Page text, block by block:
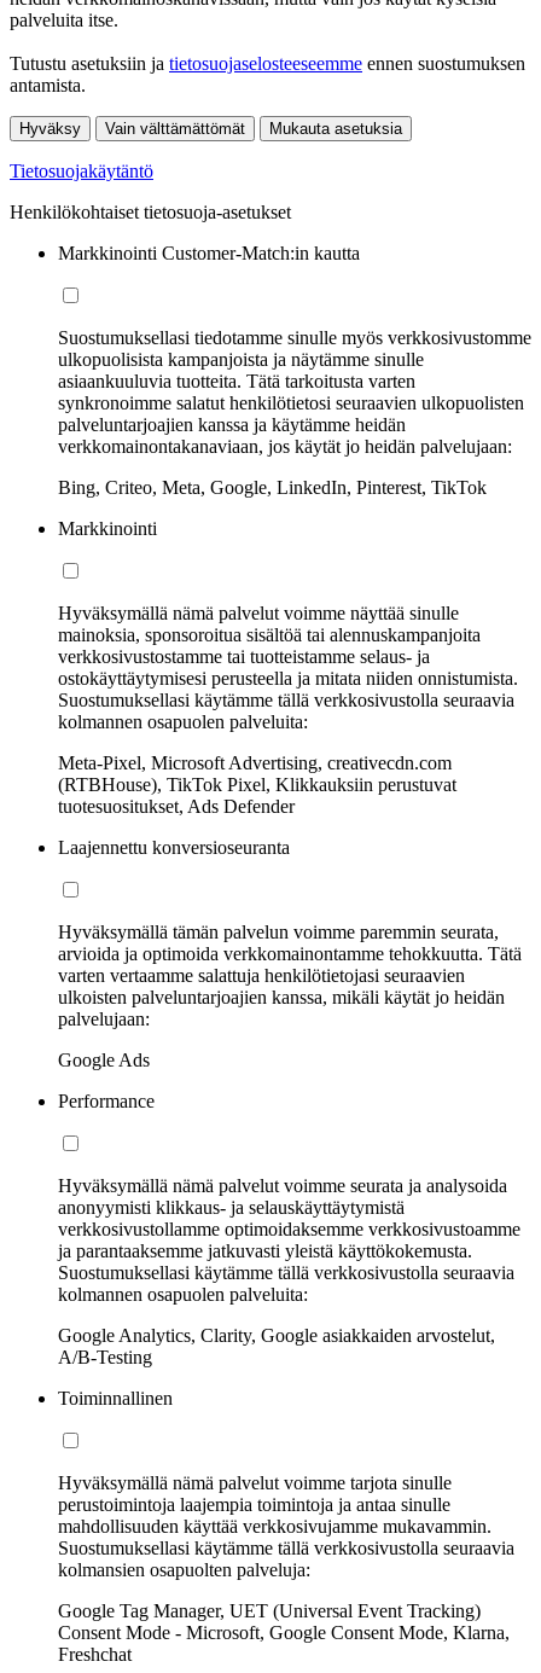
palveluita itse.
Tutustu asetuksiin ja tietosuojaselosteeseemme ennen suostumuksen
antamista.
Hyväksy Vain välttämättömät Mukauta asetuksia
Tietosuojakäytäntö
Henkilökohtaiset tietosuoja-asetukset
Markkinointi Customer-Match:in kautta
Suostumuksellasi tiedotamme sinulle myös verkkosivustomme
ulkopuolisista kampanjoista ja näytämme sinulle
asiaankuuluvia tuotteita. Tätä tarkoitusta varten
synkronoimme salatut henkilötietosi seuraavien ulkopuolisten
palveluntarjoajien kanssa ja käytämme heidän
verkkomainontakanaviaan, jos käytät jo heidän palvelujaan:
Bing, Criteo, Meta, Google, LinkedIn, Pinterest, TikTok
Markkinointi
Hyväksymällä nämä palvelut voimme näyttää sinulle
mainoksia, sponsoroitua sisältöä tai alennuskampanjoita
verkkosivustostamme tai tuotteistamme selaus- ja
ostokäyttäytymisesi perusteella ja mitata niiden onnistumista.
Suostumuksellasi käytämme tällä verkkosivustolla seuraavia
kolmannen osapuolen palveluita:
Meta-Pixel, Microsoft Advertising, creativecdn.com
(RTBHouse), TikTok Pixel, Klikkauksiin perustuvat
tuotesuositukset, Ads Defender
Laajennettu konversioseuranta
Hyväksymällä tämän palvelun voimme paremmin seurata,
arvioida ja optimoida verkkomainontamme tehokkuutta. Tätä
varten vertaamme salattuja henkilötietojasi seuraavien
ulkoisten palveluntarjoajien kanssa, mikäli käytät jo heidän
palvelujaan:
Google Ads
Performance
Hyväksymällä nämä palvelut voimme seurata ja analysoida
anonyymisti klikkaus- ja selauskäyttäytymistä
verkkosivustollamme optimoidaksemme verkkosivustoamme
ja parantaaksemme jatkuvasti yleistä käyttökokemusta.
Suostumuksellasi käytämme tällä verkkosivustolla seuraavia
kolmannen osapuolen palveluita:
Google Analytics, Clarity, Google asiakkaiden arvostelut,
A/B-Testing
Toiminnallinen
Hyväksymällä nämä palvelut voimme tarjota sinulle
perustoimintoja laajempia toimintoja ja antaa sinulle
mahdollisuuden käyttää verkkosivujamme mukavammin.
Suostumuksellasi käytämme tällä verkkosivustolla seuraavia
kolmansien osapuolten palveluja:
Google Tag Manager, UET (Universal Event Tracking)
Consent Mode - Microsoft, Google Consent Mode, Klarna,
Freshchat